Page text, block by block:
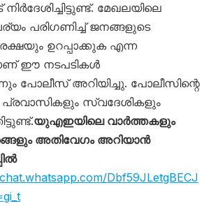
മേഖലയിലെ
പരിഗണിച്ച് ജനങ്ങളുടെ
ഉറപ്പാക്കുക എന്ന
ഈ നടപടികൾ
പോലീസ് അറിയിച്ചു. പോലീസിന്റെ
സ്വദേശികളും
യുഎഇയിലെ വാർത്തകളും
അതിവേഗം അറിയാൻ
Dbf59JLetgBECJ